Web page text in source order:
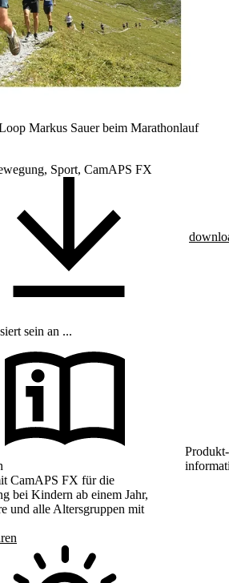
Markus Sauer beim Marathonlauf
Sport, CamAPS FX
sein an ...
Produkt-
CamAPS FX für die
bei Kindern ab einem Jahr,
und alle Altersgruppen mit